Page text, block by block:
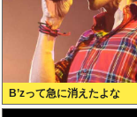
B’zって急に消えたよな